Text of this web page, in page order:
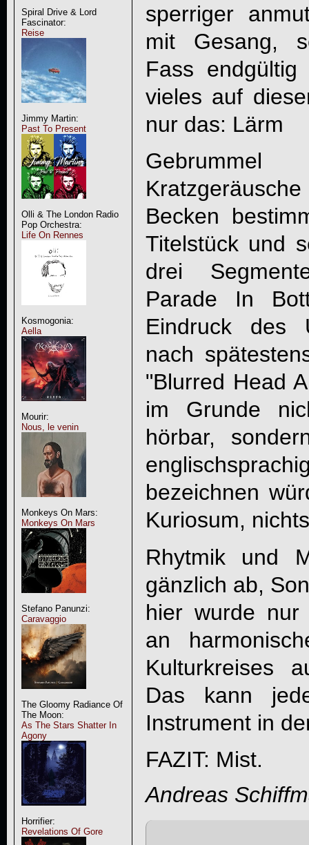
Spiral Drive & Lord
Fascinator:
Reise
Jimmy Martin:
Past To Present
Olli & The London Radio
Pop Orchestra:
Life On Rennes
Kosmogonia:
Aella
Mourir:
Nous, le venin
Monkeys On Mars:
Monkeys On Mars
Stefano Panunzi:
Caravaggio
The Gloomy Radiance Of
The Moon:
As The Stars Shatter In
Agony
Horrifier:
Revelations Of Gore
sperriger
mit Gesang,
Fass
vieles auf
nur das: Lärm
Gebrummel
Becken
Titelstück und
drei
Parade In
Eindruck des
nach
"Blurred Head
im Grunde
hörbar,
bezeichnen
Kuriosum,
Rhytmik und
gänzlich ab,
hier wurde nur
an
Kulturkreises
Das kann
Instrument in
FAZIT: Mist.
Andreas